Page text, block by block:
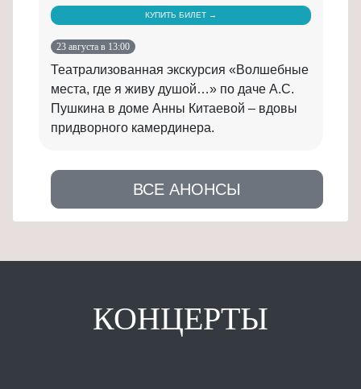
КУПИТЬ БИЛЕТ →
23 августа в 13:00
Театрализованная экскурсия «Волшебные
места, где я живу душой…» по даче А.С.
Пушкина в доме Анны Китаевой – вдовы
придворного камердинера.
ВСЕ АНОНСЫ
КОНЦЕРТЫ